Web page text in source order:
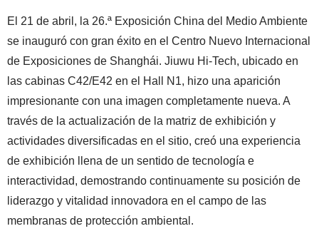
El 21 de abril, la 26.ª Exposición China del Medio Ambiente
se inauguró con gran éxito en el Centro Nuevo Internacional
de Exposiciones de Shanghái. Jiuwu Hi-Tech, ubicado en
las cabinas C42/E42 en el Hall N1, hizo una aparición
impresionante con una imagen completamente nueva. A
través de la actualización de la matriz de exhibición y
actividades diversificadas en el sitio, creó una experiencia
de exhibición llena de un sentido de tecnología e
interactividad, demostrando continuamente su posición de
liderazgo y vitalidad innovadora en el campo de las
membranas de protección ambiental.